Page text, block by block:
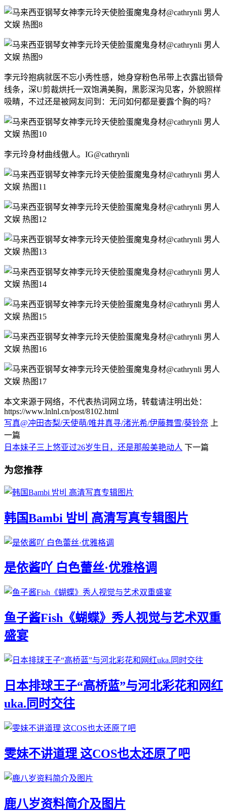
李元玲抱病就医不忘小秀性感，她身穿粉色吊带上衣露出锁骨
线条，深U剪裁烘托一双饱满美胸，黑影深沟见客，外貌照样
吸睛，不过还是被网友问到：无问如何都是要露个胸的吗？
李元玲身材曲线傲人。IG@cathrynli
本文来源于网络，不代表热词网立场，转载请注明出处：
https://www.lnlnl.cn/post/8102.html
写真@冲田杏梨/天使萌/唯井真寻/渚光希/伊藤舞雪/葵铃奈
上
一篇
日本妹子三上悠亚过26岁生日，还是那般美艳动人 下一篇
为您推荐
韩国Bambi 밤비 高清写真专辑图片
是依酱吖 白色蕾丝·优雅格调
鱼子酱Fish《蝴蝶》秀人视觉与艺术双重
盛宴
日本排球王子“高桥蓝”与河北彩花和网红
uka.同时交往
雯妹不讲道理 这COS也太还原了吧
鹿八岁资料简介及图片